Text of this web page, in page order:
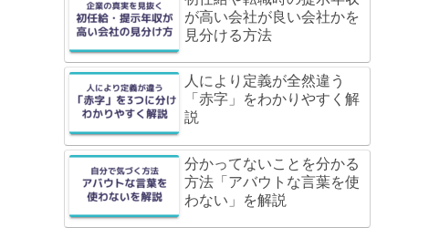
が高い会社が良い会社かを
見分ける方法
人により定義が全然違う
「赤字」をわかりやすく解
説
分かってないことを分かる
方法「アバウトな言葉を使
わない」を解説